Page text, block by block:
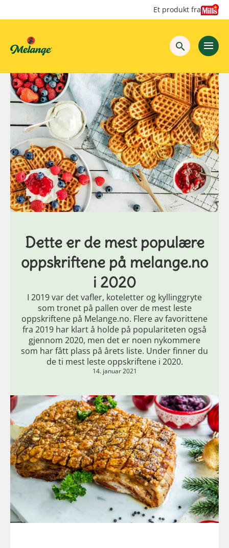
Et produkt fra
Dette er de mest populære
oppskriftene på melange.no
i 2020
I 2019 var det vafler, koteletter og kyllinggryte
som tronet på pallen over de mest leste
oppskriftene på Melange.no. Flere av favorittene
fra 2019 har klart å holde på populariteten også
gjennom 2020, men det er noen nykommere
som har fått plass på årets liste. Under finner du
de ti mest leste oppskriftene i 2020.
14. januar 2021